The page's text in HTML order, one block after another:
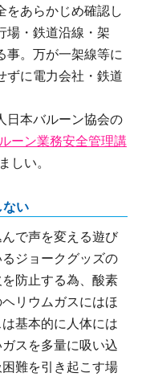
をあらかじめ確認し
場・鉄道沿線・架
事。万が一架線等に
ずに電力会社・鉄道
日本バルーン協会の
ーン業務安全管理講
しい。
い
で声を変える遊び
ジョークグッズの
防止する為、酸素
リウムガスにはほ
基本的に人体には
スを多量に吸い込
難を引き起こす場